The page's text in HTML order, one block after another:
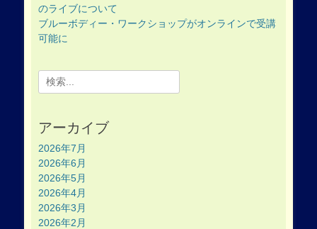
のライブについて
ブルーボディー・ワークショップがオンラインで受講
可能に
Search
for:
アーカイブ
2026年7月
2026年6月
2026年5月
2026年4月
2026年3月
2026年2月